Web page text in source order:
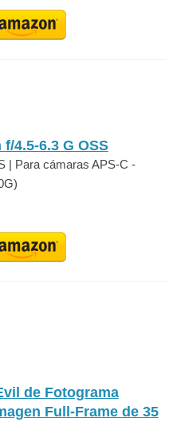
4.5-6.3 G OSS
| Para cámaras APS-C -
de Fotograma
Full-Frame de 35